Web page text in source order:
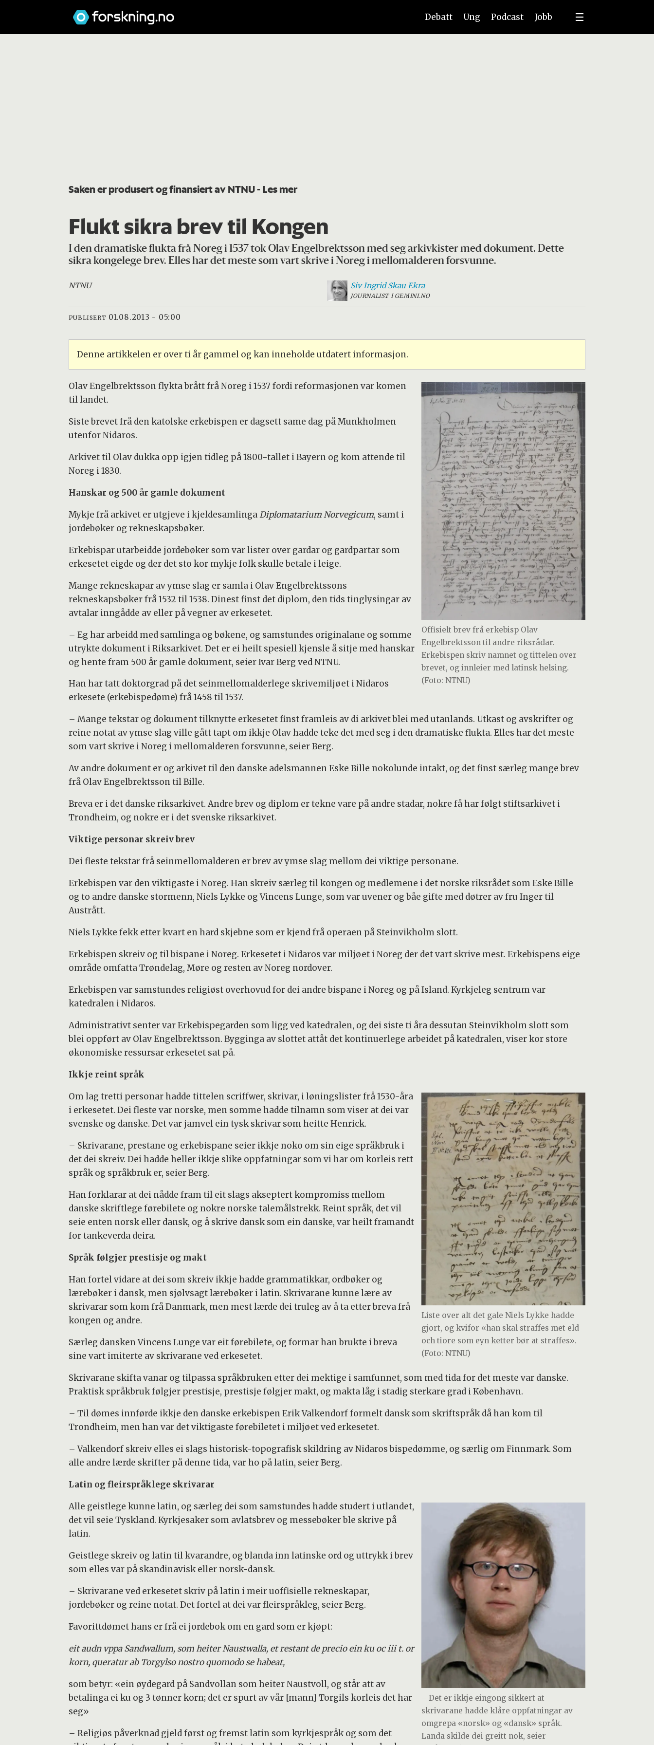
Debatt Ung Podcast Jobb
Saken er produsert og finansiert av NTNU- Les mer
Flukt sikra brev til Kongen
I den dramatiske flukta frå Noreg i 1537 tok Olav Engelbrektsson med seg arkivkister med dokument. Dette
sikra kongelege brev. Elles har det meste som vart skrive i Noreg i mellomalderen forsvunne.
NTNU Siv Ingrid Skau Ekra
JOURNALIST I GEMINI.NO
PUBLISERT 01.08.2013 - 05:00
Denne artikkelen er over ti år gammel og kan inneholde utdatert informasjon.
Offisielt brev frå erkebisp Olav
Engelbrektsson til andre riksrådar.
Erkebispen skriv namnet og tittelen over
brevet, og innleier med latinsk helsing.
(Foto: NTNU)
Olav Engelbrektsson flykta brått frå Noreg i 1537 fordi reformasjonen var komen
til landet.
Siste brevet frå den katolske erkebispen er dagsett same dag på Munkholmen
utenfor Nidaros.
Arkivet til Olav dukka opp igjen tidleg på 1800-tallet i Bayern og kom attende til
Noreg i 1830.
Hanskar og 500 år gamle dokument
Mykje frå arkivet er utgjeve i kjeldesamlingaDiplomatarium Norvegicum, samt i
jordebøker og rekneskapsbøker.
Erkebispar utarbeidde jordebøker som var lister over gardar og gardpartar som
erkesetet eigde og der det sto kor mykje folk skulle betale i leige.
Mange rekneskapar av ymse slag er samla i Olav Engelbrektssons
rekneskapsbøker frå 1532 til 1538. Dinest finst det diplom, den tids tinglysingar av
avtalar inngådde av eller på vegner av erkesetet.
– Eg har arbeidd med samlinga og bøkene, og samstundes originalane og somme
utrykte dokument i Riksarkivet. Det er ei heilt spesiell kjensle å sitje med hanskar
og hente fram 500 år gamle dokument, seier Ivar Berg ved NTNU.
Han har tatt doktorgrad på det seinmellomalderlege skrivemiljøet i Nidaros
erkesete (erkebispedøme) frå 1458 til 1537.
– Mange tekstar og dokument tilknytte erkesetet finst framleis av di arkivet blei med utanlands. Utkast og avskrifter og
reine notat av ymse slag ville gått tapt om ikkje Olav hadde teke det med seg i den dramatiske flukta. Elles har det meste
som vart skrive i Noreg i mellomalderen forsvunne, seier Berg.
Av andre dokument er og arkivet til den danske adelsmannen Eske Bille nokolunde intakt, og det finst særleg mange brev
frå Olav Engelbrektsson til Bille.
Breva er i det danske riksarkivet. Andre brev og diplom er tekne vare på andre stadar, nokre få har følgt stiftsarkivet i
Trondheim, og nokre er i det svenske riksarkivet.
Viktige personar skreiv brev
Dei fleste tekstar frå seinmellomalderen er brev av ymse slag mellom dei viktige personane.
Erkebispen var den viktigaste i Noreg. Han skreiv særleg til kongen og medlemene i det norske riksrådet som Eske Bille
og to andre danske stormenn, Niels Lykke og Vincens Lunge, som var uvener og båe gifte med døtrer av fru Inger til
Austrått.
Niels Lykke fekk etter kvart en hard skjebne som er kjend frå operaen på Steinvikholm slott.
Erkebispen skreiv og til bispane i Noreg. Erkesetet i Nidaros var miljøet i Noreg der det vart skrive mest. Erkebispens eige
område omfatta Trøndelag, Møre og resten av Noreg nordover.
Erkebispen var samstundes religiøst overhovud for dei andre bispane i Noreg og på Island. Kyrkjeleg sentrum var
katedralen i Nidaros.
Administrativt senter var Erkebispegarden som ligg ved katedralen, og dei siste ti åra dessutan Steinvikholm slott som
blei oppført av Olav Engelbrektsson. Bygginga av slottet attåt det kontinuerlege arbeidet på katedralen, viser kor store
økonomiske ressursar erkesetet sat på.
Ikkje reint språk
Liste over alt det gale Niels Lykke hadde
gjort, og kvifor «han skal straffes met eld
och tiore som eyn ketter bør at straffes».
(Foto: NTNU)
Om lag tretti personar hadde tittelen scriffwer, skrivar, i løningslister frå 1530-åra
i erkesetet. Dei fleste var norske, men somme hadde tilnamn som viser at dei var
svenske og danske. Det var jamvel ein tysk skrivar som heitte Henrick.
– Skrivarane, prestane og erkebispane seier ikkje noko om sin eige språkbruk i
det dei skreiv. Dei hadde heller ikkje slike oppfatningar som vi har om korleis rett
språk og språkbruk er, seier Berg.
Han forklarar at dei nådde fram til eit slags akseptert kompromiss mellom
danske skriftlege førebilete og nokre norske talemålstrekk. Reint språk, det vil
seie enten norsk eller dansk, og å skrive dansk som ein danske, var heilt framandt
for tankeverda deira.
Språk følgjer prestisje og makt
Han fortel vidare at dei som skreiv ikkje hadde grammatikkar, ordbøker og
lærebøker i dansk, men sjølvsagt lærebøker i latin. Skrivarane kunne lære av
skrivarar som kom frå Danmark, men mest lærde dei truleg av å ta etter breva frå
kongen og andre.
Særleg dansken Vincens Lunge var eit førebilete, og formar han brukte i breva
sine vart imiterte av skrivarane ved erkesetet.
Skrivarane skifta vanar og tilpassa språkbruken etter dei mektige i samfunnet, som med tida for det meste var danske.
Praktisk språkbruk følgjer prestisje, prestisje følgjer makt, og makta låg i stadig sterkare grad i København.
– Til dømes innførde ikkje den danske erkebispen Erik Valkendorf formelt dansk som skriftspråk då han kom til
Trondheim, men han var det viktigaste førebiletet i miljøet ved erkesetet.
– Valkendorf skreiv elles ei slags historisk-topografisk skildring av Nidaros bispedømme, og særlig om Finnmark. Som
alle andre lærde skrifter på denne tida, var ho på latin, seier Berg.
Latin og fleirspråklege skrivarar
– Det er ikkje eingong sikkert at
skrivarane hadde klåre oppfatningar av
omgrepa «norsk» og «dansk» språk.
Landa skilde dei greitt nok, seier
Alle geistlege kunne latin, og særleg dei som samstundes hadde studert i utlandet,
det vil seie Tyskland. Kyrkjesaker som avlatsbrev og messebøker ble skrive på
latin.
Geistlege skreiv og latin til kvarandre, og blanda inn latinske ord og uttrykk i brev
som elles var på skandinavisk eller norsk-dansk.
– Skrivarane ved erkesetet skriv på latin i meir uoffisielle rekneskapar,
jordebøker og reine notat. Det fortel at dei var fleirspråkleg, seier Berg.
Favorittdømet hans er frå ei jordebok om en gard som er kjøpt:
eit audn vppa Sandwallum, som heiter Naustwalla, et restant de precio ein ku oc iii t. or
korn, queratur ab Torgylso nostro quomodo se habeat,
som betyr: «ein øydegard på Sandvollan som heiter Naustvoll, og står att av
betalinga ei ku og 3 tønner korn; det er spurt av vår [mann] Torgils korleis det har
seg»
– Religiøs påverknad gjeld først og fremst latin som kyrkjespråk og som det